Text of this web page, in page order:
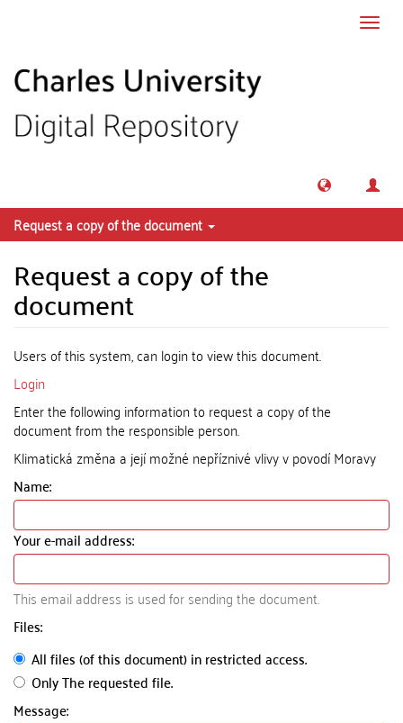
Request a copy of the document
Request a copy of the
document
Users of this system, can login to view this document.
Login
Enter the following information to request a copy of the
document from the responsible person.
Klimatická změna a její možné nepříznivé vlivy v povodí Moravy
Name:
Your e-mail address:
This email address is used for sending the document.
Files:
All files (of this document) in restricted access.
Only The requested file.
Message: